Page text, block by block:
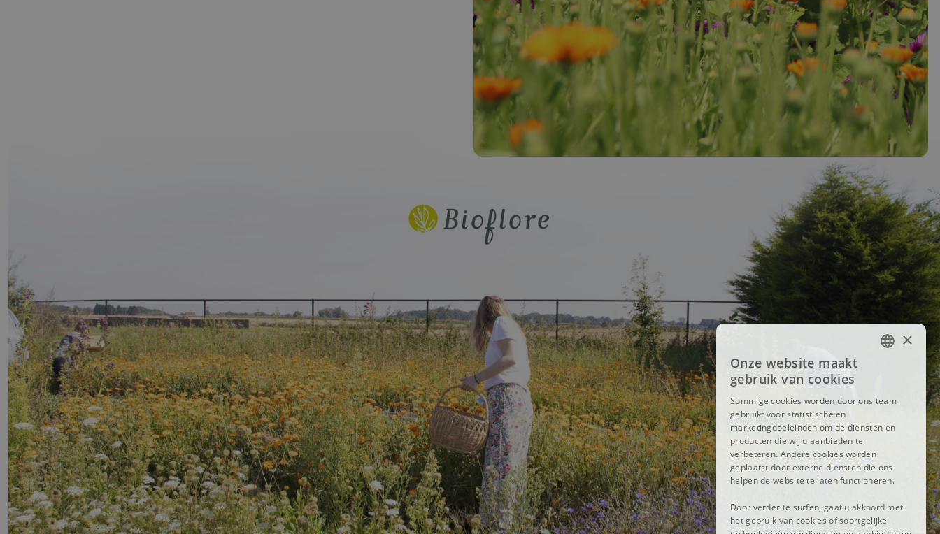
×
Onze website maakt
gebruik van cookies
Sommige cookies worden door ons team
gebruikt voor statistische en
marketingdoeleinden om de diensten en
producten die wij u aanbieden te
verbeteren. Andere cookies worden
geplaatst door externe diensten die ons
helpen de website te laten functioneren.
Door verder te surfen, gaat u akkoord met
het gebruik van cookies of soortgelijke